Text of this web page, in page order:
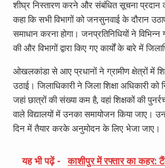
शीघ्र निस्तारण करने और संबंधित सूचना प्रदान
कहा कि सभी विभागों को जनसुनवाई के दौरान
समाधान करना होगा। जनप्रतिनिधियों ने
की और विभागों द्वारा किए गए कार्यों के बारे में
ओखलकांडा से आए प्रधानों ने ग्रामीण क्षेत्रों में
उठाई। जिलाधिकारी ने जिला शिक्षा अधिकारी को
जहां छात्रों की संख्या कम है, वहां शिक्षकों की
वाले विद्यालयों में उनका समायोजन किया जाए।
दिन में तैयार करके अनुमोदन के लिए भेजा जाए।
यह भी पढ़ें -
काशीपुर में रफ्तार का कहर: